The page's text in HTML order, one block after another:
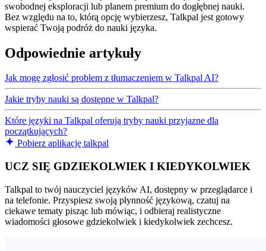
swobodnej eksploracji lub planem premium do dogłębnej nauki.
Bez względu na to, którą opcję wybierzesz, Talkpal jest gotowy
wspierać Twoją podróż do nauki języka.
Odpowiednie artykuły
Jak mogę zgłosić problem z tłumaczeniem w Talkpal AI?
Jakie tryby nauki są dostępne w Talkpal?
Które języki na Talkpal oferują tryby nauki przyjazne dla
początkujących?
Pobierz aplikację talkpal
UCZ SIĘ GDZIEKOLWIEK I KIEDYKOLWIEK
Talkpal to twój nauczyciel języków AI, dostępny w przeglądarce i
na telefonie. Przyspiesz swoją płynność językową, czatuj na
ciekawe tematy pisząc lub mówiąc, i odbieraj realistyczne
wiadomości głosowe gdziekolwiek i kiedykolwiek zechcesz.